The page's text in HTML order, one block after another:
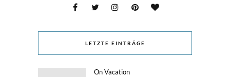
LETZTE EINTRÄGE
On Vacation